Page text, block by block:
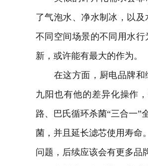
了气泡水、净水制冰，以
不同空间场景的不同用水
新，或许能有最大的作为。
在这方面，厨电品牌和综
九阳也有他的差异化操作
路、巴氏循环杀菌“三合一”
菌，并且延长滤芯使用寿命
问题，后续应该会有更多品